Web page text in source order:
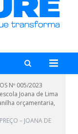
Nº 005/2023
Joana de Lima
orçamentaria,
– JOANA DE